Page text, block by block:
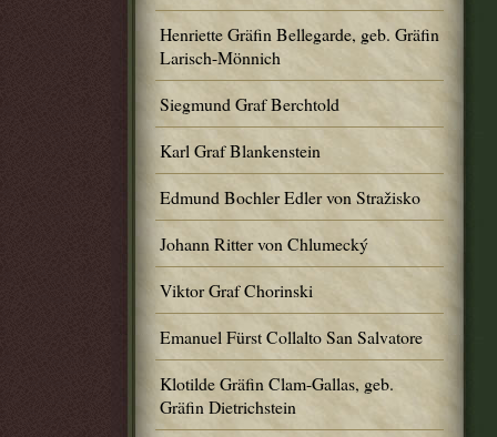
Henriette Gräfin Bellegarde, geb. Gräfin
Larisch-Mönnich
Siegmund Graf Berchtold
Karl Graf Blankenstein
Edmund Bochler Edler von Stražisko
Johann Ritter von Chlumecký
Viktor Graf Chorinski
Emanuel Fürst Collalto San Salvatore
Klotilde Gräfin Clam-Gallas, geb.
Gräfin Dietrichstein